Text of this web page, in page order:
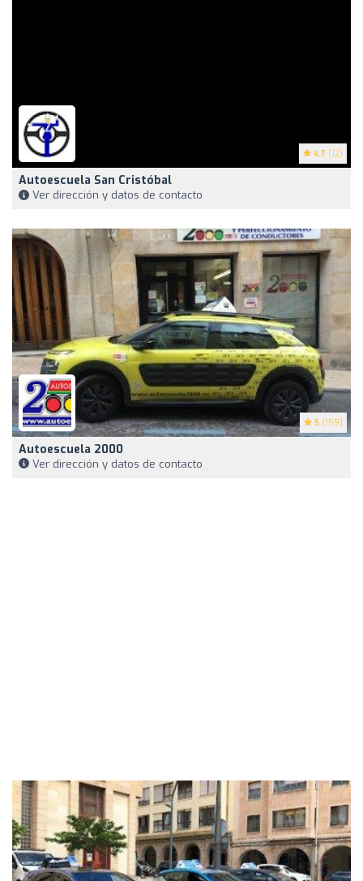
4.7 (12)
Autoescuela San Cristóbal
Ver dirección y datos de contacto
5 (159)
Autoescuela 2000
Ver dirección y datos de contacto